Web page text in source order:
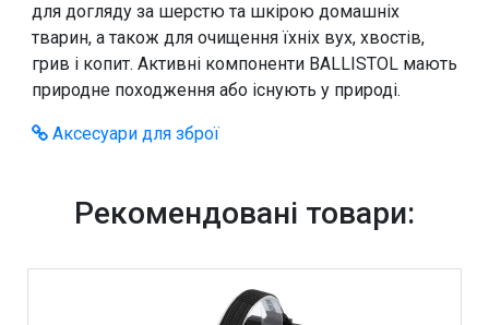
для догляду за шерстю та шкірою домашніх
тварин, а також для очищення їхніх вух, хвостів,
грив і копит. Активні компоненти BALLISTOL мають
природне походження або існують у природі.
Аксесуари для зброї
Рекомендовані товари: